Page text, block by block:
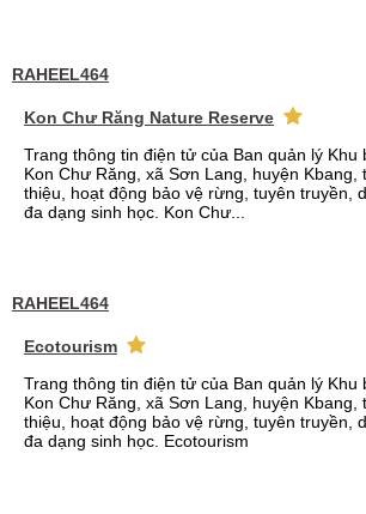
RAHEEL464
Kon Chư Răng Nature Reserve
Trang thông tin điện tử của Ban quản lý Khu
Kon Chư Răng, xã Sơn Lang, huyện Kbang,
thiệu, hoạt động bảo vệ rừng, tuyên truyền,
đa dạng sinh học. Kon Chư...
RAHEEL464
Ecotourism
Trang thông tin điện tử của Ban quản lý Khu
Kon Chư Răng, xã Sơn Lang, huyện Kbang,
thiệu, hoạt động bảo vệ rừng, tuyên truyền,
đa dạng sinh học. Ecotourism